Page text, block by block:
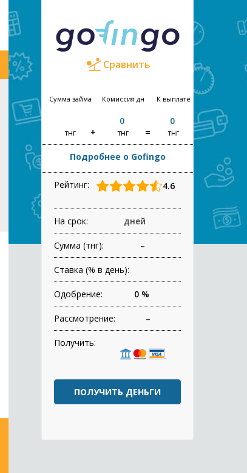
Сравнить
Сумма займа
тнг
Комиссия дн
0
тнг
К выплате
0
тнг
Подробнее о Gofingo
Рейтинг: 4.6
На срок: дней
Сумма (тнг): –
Ставка (% в день):
Одобрение: 0 %
Рассмотрение: –
Получить:
ПОЛУЧИТЬ ДЕНЬГИ